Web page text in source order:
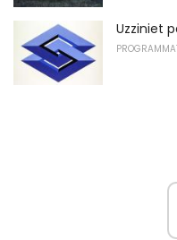
Uzziniet